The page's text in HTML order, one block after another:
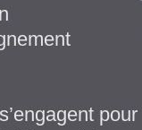
pour